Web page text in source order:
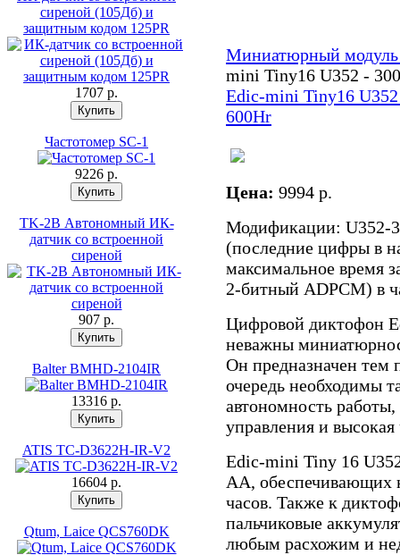
сиреной (105Дб) и
защитным кодом 125PR
1707 p.
Частотомер SC-1
9226 p.
TK-2B Автономный ИК-
датчик со встроенной
сиреной
907 p.
Balter BMHD-2104IR
13316 p.
ATIS TC-D3622H-IR-V2
16604 p.
Qtum, Laice QCS760DK
Миниатюрный
mini Tiny16 U352 -
Edic-mini Tiny16
600Hr
Цена: 9994 p.
Модификации: U352-
(последние цифры в
максимальное время
2-битный ADPCM) в
Цифровой диктофон
неважны
Он предназначен тем
очередь необходимы
автономность работы,
управления и
Edic-mini Tiny 16
АА, обеспечивающих
часов. Также к
пальчиковые
любым расхожим и